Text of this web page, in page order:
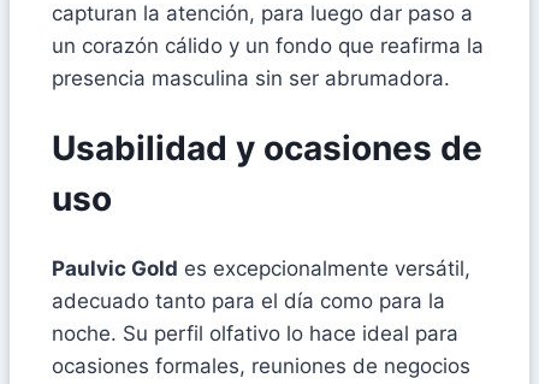
capturan la atención, para luego dar paso a
un corazón cálido y un fondo que reafirma la
presencia masculina sin ser abrumadora.
Usabilidad y ocasiones de
uso
Paulvic Gold es excepcionalmente versátil,
adecuado tanto para el día como para la
noche. Su perfil olfativo lo hace ideal para
ocasiones formales, reuniones de negocios